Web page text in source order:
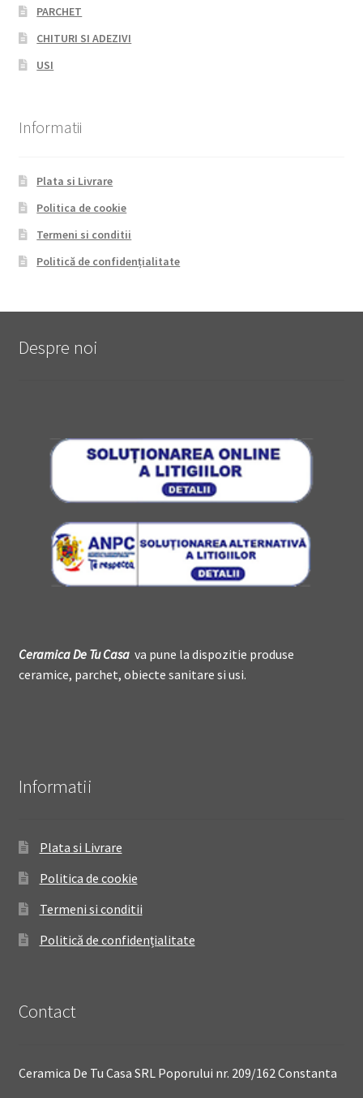
PARCHET
CHITURI SI ADEZIVI
USI
Informatii
Plata si Livrare
Politica de cookie
Termeni si conditii
Politică de confidențialitate
Despre noi
Ceramica DeTu Casava pune la dispozitie produse
ceramice, parchet, obiecte sanitare si usi.
Informatii
Plata si Livrare
Politica de cookie
Termeni si conditii
Politică de confidențialitate
Contact
Ceramica De Tu Casa SRL Poporului nr. 209/162 Constanta